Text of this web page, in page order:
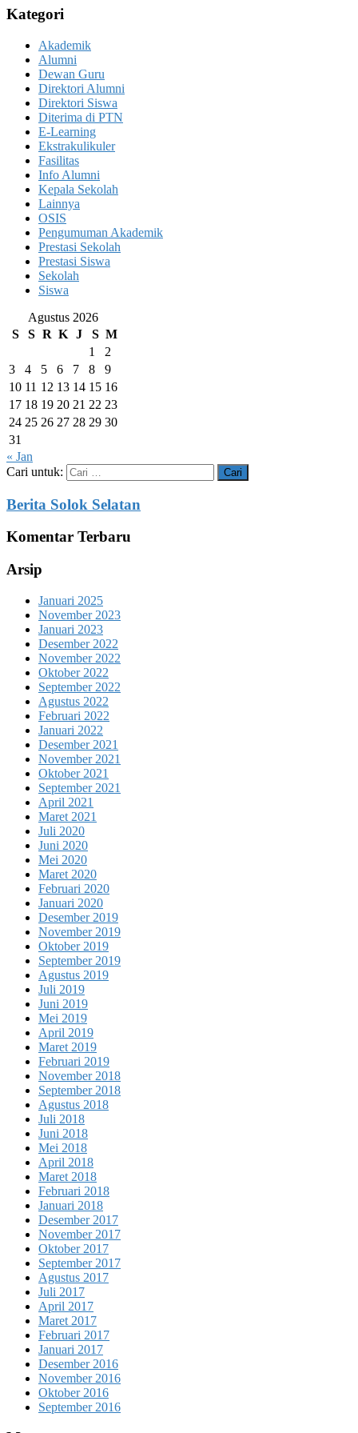
Kategori
Akademik
Alumni
Dewan Guru
Direktori Alumni
Direktori Siswa
Diterima di PTN
E-Learning
Ekstrakulikuler
Fasilitas
Info Alumni
Kepala Sekolah
Lainnya
OSIS
Pengumuman Akademik
Prestasi Sekolah
Prestasi Siswa
Sekolah
Siswa
Agustus 2026
S
S R K J S M
1
2
3
4 5 6 7 8
9
10 11 12 13 14 15 16
17 18 19 20 21 22 23
24 25 26 27 28 29 30
31
« Jan
Cari untuk:
Berita Solok Selatan
Komentar Terbaru
Arsip
Januari 2025
November 2023
Januari 2023
Desember 2022
November 2022
Oktober 2022
September 2022
Agustus 2022
Februari 2022
Januari 2022
Desember 2021
November 2021
Oktober 2021
September 2021
April 2021
Maret 2021
Juli 2020
Juni 2020
Mei 2020
Maret 2020
Februari 2020
Januari 2020
Desember 2019
November 2019
Oktober 2019
September 2019
Agustus 2019
Juli 2019
Juni 2019
Mei 2019
April 2019
Maret 2019
Februari 2019
November 2018
September 2018
Agustus 2018
Juli 2018
Juni 2018
Mei 2018
April 2018
Maret 2018
Februari 2018
Januari 2018
Desember 2017
November 2017
Oktober 2017
September 2017
Agustus 2017
Juli 2017
April 2017
Maret 2017
Februari 2017
Januari 2017
Desember 2016
November 2016
Oktober 2016
September 2016